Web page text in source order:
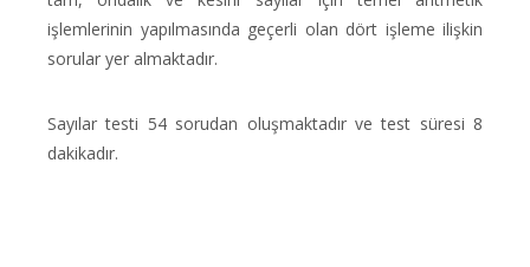
işlemlerinin yapılmasında geçerli olan dört işleme ilişkin
sorular yer almaktadır.
Sayılar testi 54 sorudan oluşmaktadır ve test süresi 8
dakikadır.